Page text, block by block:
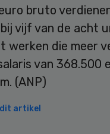
bruto
vijf van de acht
werken die meer
van 368.500
(ANP)
artikel